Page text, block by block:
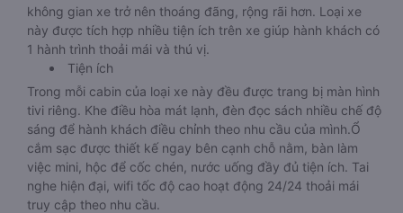
không gian xe trở nên thoáng đãng, rộng rãi hơn. Loại xe
này được tích hợp nhiều tiện ích trên xe giúp hành khách có
1 hành trình thoải mái và thú vị.
Tiện ích
Trong mỗi cabin của loại xe này đều được trang bị màn hình
tivi riêng. Khe điều hòa mát lạnh, đèn đọc sách nhiều chế độ
sáng để hành khách điều chỉnh theo nhu cầu của mình.Ổ
cắm sạc được thiết kế ngay bên cạnh chỗ nằm, bàn làm
việc mini, hộc để cốc chén, nước uống đầy đủ tiện ích. Tai
nghe hiện đại, wifi tốc độ cao hoạt động 24/24 thoải mái
truy cập theo nhu cầu.